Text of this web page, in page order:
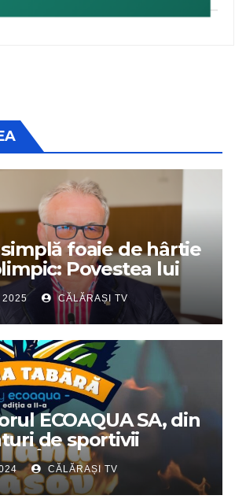
foaie de hârtie
Povestea lui
Chirilă
2025 CĂLĂRAȘI TV
ECOAQUA SA, din
de sportivii
Începe „Prima
CĂLĂRAȘI TV